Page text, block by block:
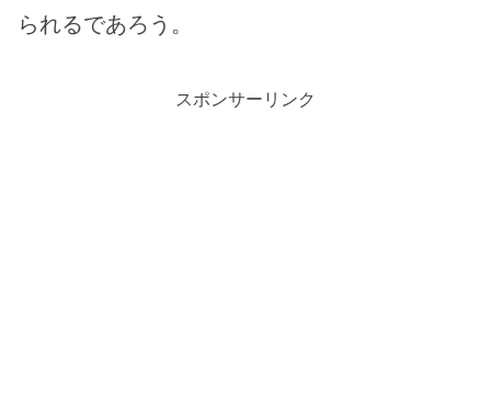
られるであろう。
スポンサーリンク